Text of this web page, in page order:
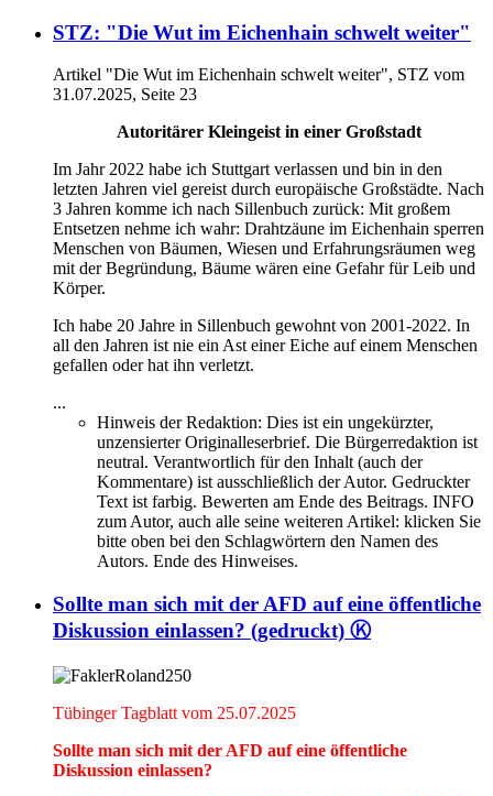
STZ: "Die Wut im Eichenhain schwelt weiter"
Artikel "Die Wut im Eichenhain schwelt weiter", STZ vom
31.07.2025, Seite 23
Autoritärer Kleingeist in einer Großstadt
Im Jahr 2022 habe ich Stuttgart verlassen und bin in den
letzten Jahren viel gereist durch europäische Großstädte. Nach
3 Jahren komme ich nach Sillenbuch zurück: Mit großem
Entsetzen nehme ich wahr: Drahtzäune im Eichenhain sperren
Menschen von Bäumen, Wiesen und Erfahrungsräumen weg
mit der Begründung, Bäume wären eine Gefahr für Leib und
Körper.
Ich habe 20 Jahre in Sillenbuch gewohnt von 2001-2022. In
all den Jahren ist nie ein Ast einer Eiche auf einem Menschen
gefallen oder hat ihn verletzt.
...
Hinweis der Redaktion: Dies ist ein ungekürzter,
unzensierter Originalleserbrief. Die Bürgerredaktion ist
neutral. Verantwortlich für den Inhalt (auch der
Kommentare) ist ausschließlich der Autor. Gedruckter
Text ist farbig. Bewerten am Ende des Beitrags. INFO
zum Autor, auch alle seine weiteren Artikel: klicken Sie
bitte oben bei den Schlagwörtern den Namen des
Autors. Ende des Hinweises.
Sollte man sich mit der AFD auf eine öffentliche
Diskussion einlassen? (gedruckt) Ⓚ
Tübinger Tagblatt vom 25.07.2025
Sollte man sich mit der AFD auf eine öffentliche
Diskussion einlassen?